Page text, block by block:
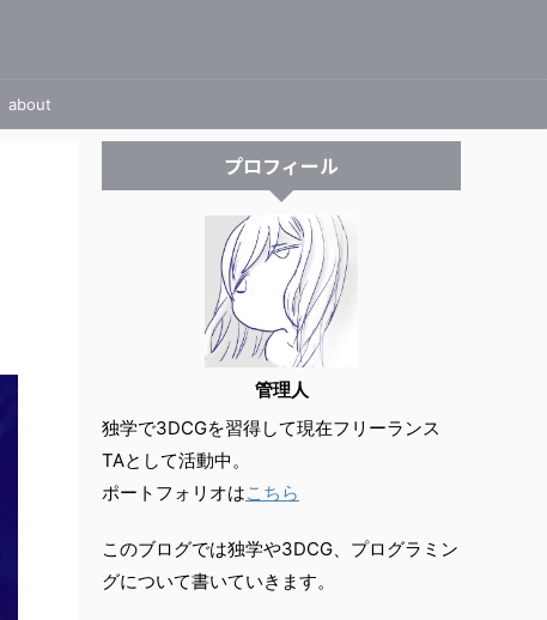
about
プロフィール
管理人
独学で3DCGを習得して現在フリーランス
TAとして活動中。
ポートフォリオはこちら
このブログでは独学や3DCG、プログラミン
グについて書いていきます。